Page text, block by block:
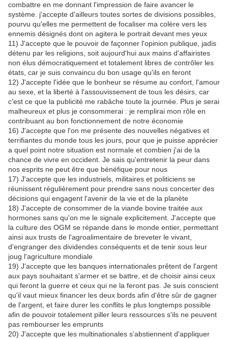
combattre en me donnant l'impression de faire avancer le
système. j'accepte d'ailleurs toutes sortes de divisions possibles,
pourvu qu'elles me permettent de focaliser ma colère vers les
ennemis désignés dont on agitera le portrait devant mes yeux
11) J'accepte que le pouvoir de façonner l'opinion publique, jadis
détenu par les religions, soit aujourd'hui aux mains d'affairistes
non élus démocratiquement et totalement libres de contrôler les
états, car je suis convaincu du bon usage qu'ils en feront
12) J'accepte l'idée que le bonheur se résume au confort, l'amour
au sexe, et la liberté à l'assouvissement de tous les désirs, car
c'est ce que la publicité me rabâche toute la journée. Plus je serai
malheureux et plus je consommerai : je remplirai mon rôle en
contribuant au bon fonctionnement de notre économie
16) J'accepte que l'on me présente des nouvelles négatives et
terrifiantes du monde tous les jours, pour que je puisse apprécier
a quel point notre situation est normale et combien j'ai de la
chance de vivre en occident. Je sais qu'entretenir la peur dans
nos esprits ne peut être que bénéfique pour nous
17) J'accepte que les industriels, militaires et politiciens se
réunissent régulièrement pour prendre sans nous concerter des
décisions qui engagent l'avenir de la vie et de la planète
18) J'accepte de consommer de la viande bovine traitée aux
hormones sans qu'on me le signale explicitement. J'accepte que
la culture des OGM se répande dans le monde entier, permettant
ainsi aux trusts de l'agroalimentaire de breveter le vivant,
d'engranger des dividendes conséquents et de tenir sous leur
joug l'agriculture mondiale
19) J'accepte que les banques internationales prêtent de l'argent
aux pays souhaitant s'armer et se battre, et de choisir ainsi ceux
qui feront la guerre et ceux qui ne la feront pas. Je suis conscient
qu'il vaut mieux financer les deux bords afin d'être sûr de gagner
de l'argent, et faire durer les conflits le plus longtemps possible
afin de pouvoir totalement piller leurs ressources s'ils ne peuvent
pas rembourser les emprunts
20) J'accepte que les multinationales s'abstiennent d'appliquer